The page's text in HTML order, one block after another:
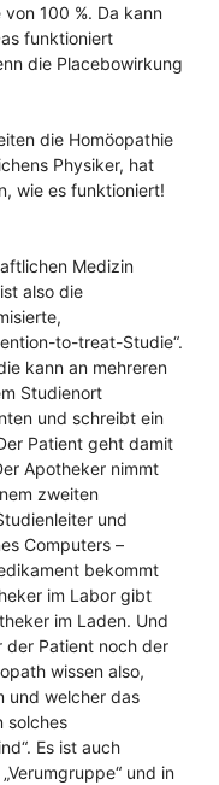
100 %. Da kann
funktioniert
die Placebowirkung
die Homöopathie
Physiker, hat
wie es funktioniert!
Medizin
also die
to-treat-Studie“.
kann an mehreren
Studienort
und schreibt ein
Patient geht damit
Apotheker nimmt
zweiten
und
Computers –
bekommt
im Labor gibt
im Laden. Und
der Patient noch der
wissen also,
und welcher das
solches
Es ist auch
und in